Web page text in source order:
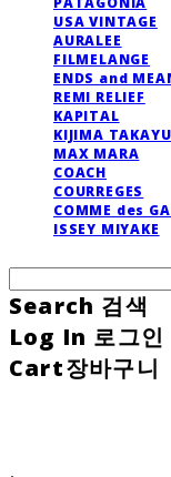
USA VINTAGE
AURALEE
FILMELANGE
ENDS and
REMI RELIEF
KAPITAL
KIJIMA
MAX MARA
COACH
COURREGES
COMME des
ISSEY MIYAKE
Search 검색
Log In 로그인
Cart장바구니